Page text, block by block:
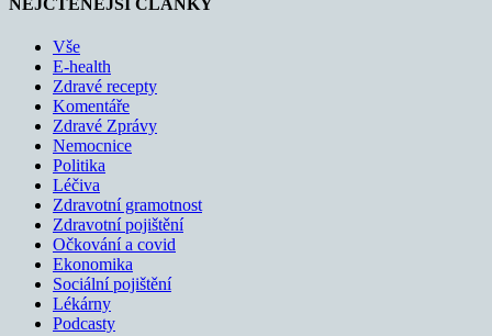
Vše
E-health
Zdravé recepty
Komentáře
Zdravé Zprávy
Nemocnice
Politika
Léčiva
Zdravotní gramotnost
Zdravotní pojištění
Očkování a covid
Ekonomika
Sociální pojištění
Lékárny
Podcasty